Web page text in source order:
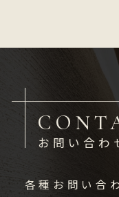
お問い合わ
各種お問い合